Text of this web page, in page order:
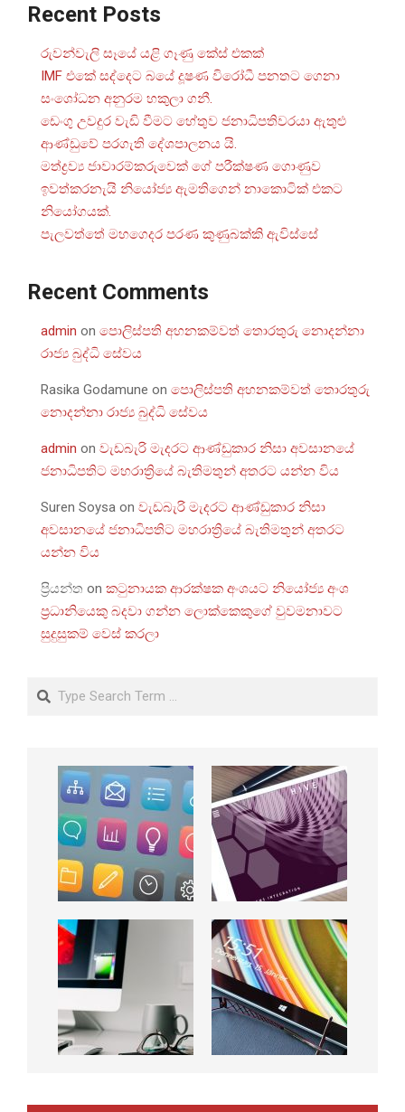
Recent Posts
රුවන්වැලි සෑයේ යළි ගෑණු කේස් එකක්
IMF එකේ සද්දෙට බයේ දූෂණ විරෝධී පනතට ගෙනා
සංශෝධන අනුරම හකුලා ගනී.
ඩෙංගු උවදුර වැඩි වීමට හේතුව ජනාධිපතිවරයා ඇතුළු
ආණ්ඩුවේ පරගැති දේශපාලනය යි.
මත්ද්‍රව්‍ය ජාවාරම්කරුවෙක් ගේ පරීක්ෂණ ගොණුව
ඉවත්කරනැයි නියෝජ්‍ය ඇමතිගෙන් නාකොටික් එකට
නියෝගයක්.
පැලවත්තේ මහගෙදර පරණ කුණුබක්කි ඇවිස්සේ
Recent Comments
admin on පොලිස්පති අහනකම්වත් තොරතුරු නොදන්නා
රාජ්‍ය බුද්ධි සේවය
Rasika Godamune on පොලිස්පති අහනකම්වත් තොරතුරු
නොදන්නා රාජ්‍ය බුද්ධි සේවය
admin on වැඩබැරි මැදරට ආණ්ඩුකාර නිසා අවසානයේ
ජනාධිපතිට මහරාත්‍රියේ බැතිමතුන් අතරට යන්න විය
Suren Soysa on වැඩබැරි මැදරට ආණ්ඩුකාර නිසා
අවසානයේ ජනාධිපතිට මහරාත්‍රියේ බැතිමතුන් අතරට
යන්න විය
ප්‍රියන්ත on කටුනායක ආරක්ෂක අංශයට නියෝජ්‍ය අංශ
ප්‍රධානියෙකු බදවා ගන්න ලොක්කෙකුගේ වුවමනාවට
සුදුසුකම් වෙස් කරලා
Search